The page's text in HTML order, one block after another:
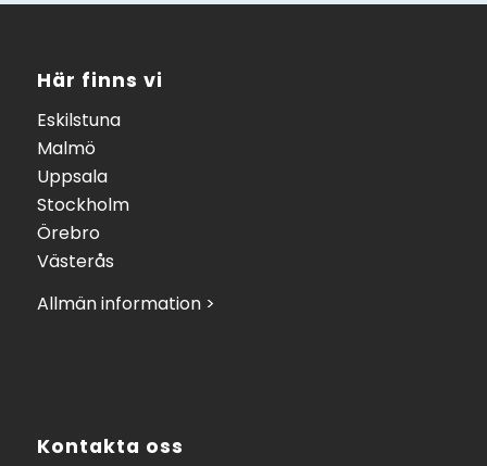
Här finns vi
Eskilstuna
Malmö
Uppsala
Stockholm
Örebro
Västerås
Allmän information >
Kontakta oss